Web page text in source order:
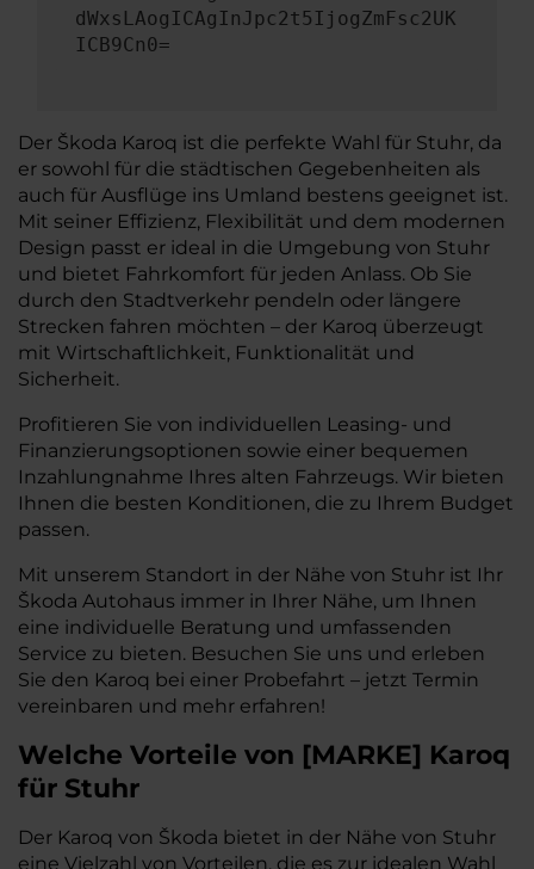
dWxsLAogICAgInJpc2t5IjogZmFsc2UK
ICB9Cn0=
Der Škoda Karoq ist die perfekte Wahl für Stuhr, da
er sowohl für die städtischen Gegebenheiten als
auch für Ausflüge ins Umland bestens geeignet ist.
Mit seiner Effizienz, Flexibilität und dem modernen
Design passt er ideal in die Umgebung von Stuhr
und bietet Fahrkomfort für jeden Anlass. Ob Sie
durch den Stadtverkehr pendeln oder längere
Strecken fahren möchten – der Karoq überzeugt
mit Wirtschaftlichkeit, Funktionalität und
Sicherheit.
Profitieren Sie von individuellen Leasing- und
Finanzierungsoptionen sowie einer bequemen
Inzahlungnahme Ihres alten Fahrzeugs. Wir bieten
Ihnen die besten Konditionen, die zu Ihrem Budget
passen.
Mit unserem Standort in der Nähe von Stuhr ist Ihr
Škoda Autohaus immer in Ihrer Nähe, um Ihnen
eine individuelle Beratung und umfassenden
Service zu bieten. Besuchen Sie uns und erleben
Sie den Karoq bei einer Probefahrt – jetzt Termin
vereinbaren und mehr erfahren!
Welche Vorteile von [MARKE] Karoq
für Stuhr
Der Karoq von Škoda bietet in der Nähe von Stuhr
eine Vielzahl von Vorteilen, die es zur idealen Wahl